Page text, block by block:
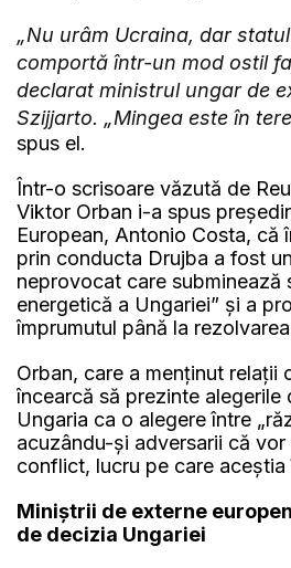
„Nu urâm Ucraina, dar
comportă într-un mod ostil
declarat ministrul ungar de
Szijjarto. „Mingea este în
spus el.
Într-o scrisoare văzută de
Viktor Orban i-a spus
European, Antonio Costa, că
prin conducta Drujba a fost
neprovocat care subminează
energetică a Ungariei” și a
împrumutul până la
Orban, care a menținut relații
încearcă să prezinte alegerile
Ungaria ca o alegere între
acuzându-și adversarii că vor
conflict, lucru pe care aceștia
Miniștrii de externe
de decizia Ungariei